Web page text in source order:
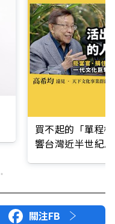
買不起的「單程
響台灣近半世紀
關注FB